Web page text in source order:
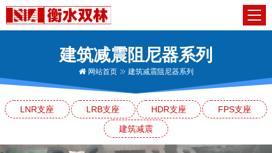
建筑减震阻尼器系列
网站首页 建筑减震阻尼器系列
LNR支座 LRB支座 HDR支座
FPS支座
建筑减震